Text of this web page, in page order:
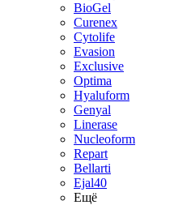
BioGel
Curenex
Cytolife
Evasion
Exclusive
Optima
Hyaluform
Genyal
Linerase
Nucleoform
Repart
Bellarti
Ejal40
Ещё